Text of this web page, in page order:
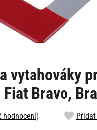
vytahováky
Bravo,
hodnocení)